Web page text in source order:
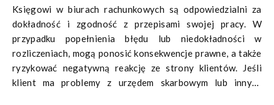
Księgowi w biurach rachunkowych są odpowiedzialni za
dokładność i zgodność z przepisami swojej pracy. W
przypadku popełnienia błędu lub niedokładności w
rozliczeniach, mogą ponosić konsekwencje prawne, a także
ryzykować negatywną reakcję ze strony klientów. Jeśli
klient ma problemy z urzędem skarbowym lub innymi